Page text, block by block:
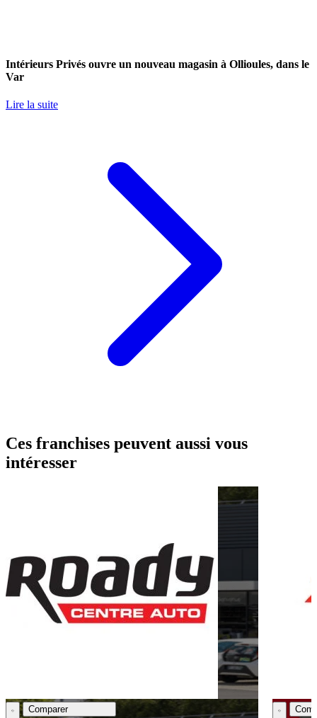
Intérieurs Privés ouvre un nouveau magasin à Ollioules, dans le
Var
Lire la suite
Ces franchises peuvent aussi vous
intéresser
Comparer